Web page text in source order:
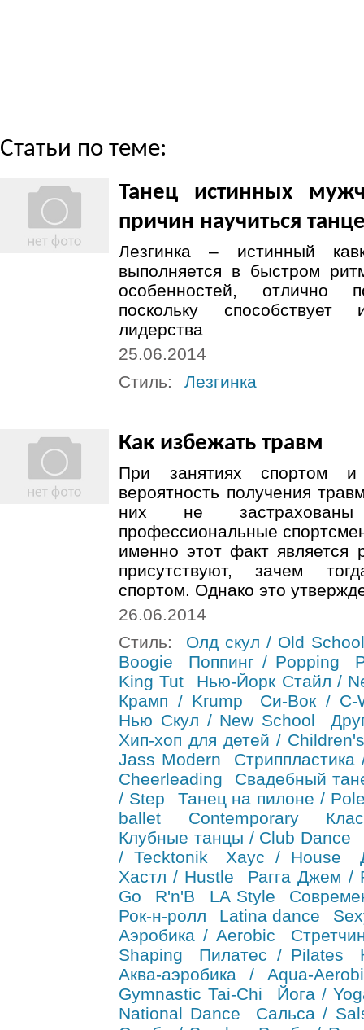
Статьи по теме:
Танец истинных
причин научиться
Лезгинка – истинный
выполняется в быстром
особенностей, отлично
поскольку
лидерства
25.06.2014
Стиль:
Лезгинка
Как избежать травм
При занятиях спортом
вероятность получения
них не
профессиональные
именно этот факт
присутствуют, зачем
спортом. Однако это
26.06.2014
Стиль:
Олд скул / Old School
Boogie
Поппинг / Popping
King Tut
Нью-Йорк Стайл /
Крамп / Krump
Си-Вок / C-
Нью Скул / New School
Хип-хоп для детей /
Jass Modern
Cheerleading
Свадебный
/ Step
Танец на пилоне /
ballet
Contemporary
Клубные танцы / Club Dance
/ Tecktonik
Хаус / House
Хастл / Hustle
Рагга Джем /
Go
R'n'B LA Style
Рок-н-ролл
Latina dance
Аэробика / Aerobic
Shaping
Пилатес / Pilates
Аква-аэробика / Aqua-
Gymnastic Tai-Chi
Йога /
National Dance
Сальса /